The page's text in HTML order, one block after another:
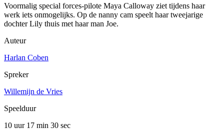
Voormalig special forces-pilote Maya Calloway ziet tijdens haar
werk iets onmogelijks. Op de nanny cam speelt haar tweejarige
dochter Lily thuis met haar man Joe.
Auteur
Harlan Coben
Spreker
Willemijn de Vries
Speelduur
10 uur 17 min 30 sec